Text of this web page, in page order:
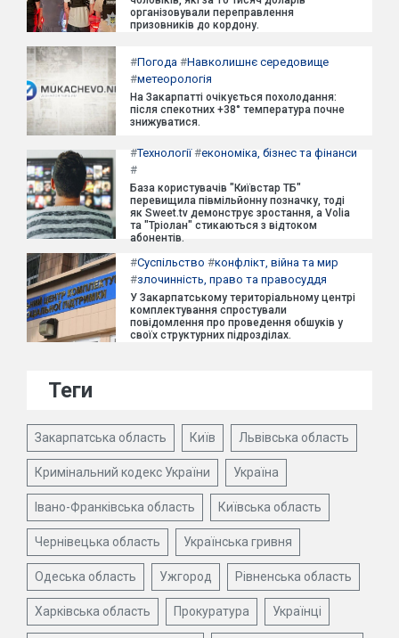
організовували переправлення
призовників до кордону.
#Погода #Навколишнє середовище
#метеорологія
На Закарпатті очікується похолодання:
після спекотних +38° температура почне
знижуватися.
#Технології#економіка, бізнес та фінанси
#
База користувачів "Київстар ТБ"
перевищила півмільйонну позначку, тоді
як Sweet.tv демонструє зростання, а Volia
та "Тріолан" стикаються з відтоком
абонентів.
#Суспільство #конфлікт, війна та мир
#злочинність, право та правосуддя
У Закарпатському територіальному центрі
комплектування спростували
повідомлення про проведення обшуків у
своїх структурних підрозділах.
Теги
Закарпатська область Київ Львівська область
Кримінальний кодекс України Україна
Івано-Франківська область Київська область
Чернівецька область Українська гривня
Одеська область Ужгород Рівненська область
Харківська область Прокуратура Українці